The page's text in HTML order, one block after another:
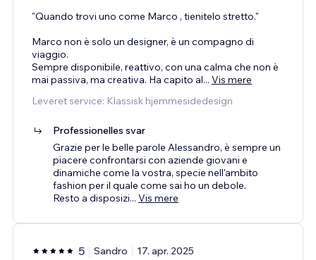
"Quando trovi uno come Marco , tienitelo stretto."
Marco non è solo un designer, è un compagno di
viaggio.
Sempre disponibile, reattivo, con una calma che non è
mai passiva, ma creativa. Ha capito al... Vis mere
Leveret service: Klassisk hjemmesidedesign
Professionelles svar
Grazie per le belle parole Alessandro, è sempre un
piacere confrontarsi con aziende giovani e
dinamiche come la vostra, specie nell'ambito
fashion per il quale come sai ho un debole.
Resto a disposizi... Vis mere
5 Sandro 17. apr. 2025